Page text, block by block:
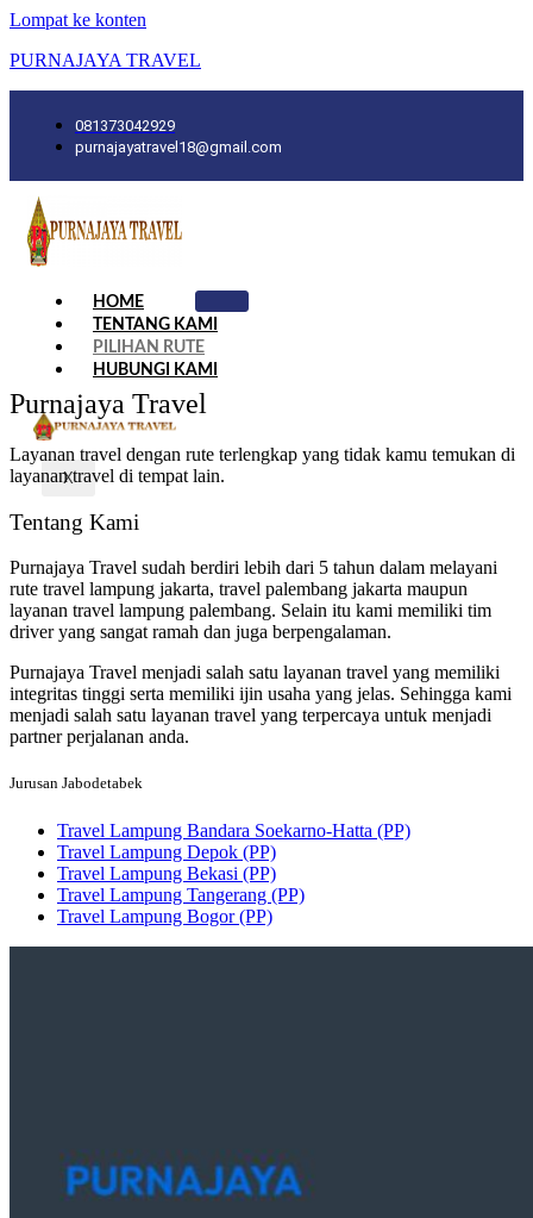
Lompat ke konten
PURNAJAYA TRAVEL
081373042929
purnajayatravel18@gmail.com
HOME
TENTANG KAMI
PILIHAN RUTE
HUBUNGI KAMI
X
Purnajaya Travel
Layanan travel dengan rute terlengkap yang tidak kamu temukan di
layanan travel di tempat lain.
Tentang Kami
Purnajaya Travel sudah berdiri lebih dari 5 tahun dalam melayani
rute travel lampung jakarta, travel palembang jakarta maupun
layanan travel lampung palembang. Selain itu kami memiliki tim
driver yang sangat ramah dan juga berpengalaman.
Purnajaya Travel menjadi salah satu layanan travel yang memiliki
integritas tinggi serta memiliki ijin usaha yang jelas. Sehingga kami
menjadi salah satu layanan travel yang terpercaya untuk menjadi
partner perjalanan anda.
Jurusan Jabodetabek
Travel Lampung Bandara Soekarno-Hatta (PP)
Travel Lampung Depok (PP)
Travel Lampung Bekasi (PP)
Travel Lampung Tangerang (PP)
Travel Lampung Bogor (PP)